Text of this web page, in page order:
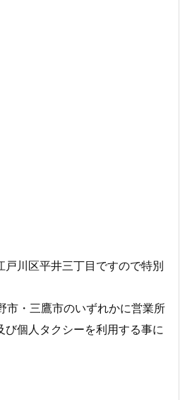
川区平井三丁目ですので特別
市・三鷹市のいずれかに営業所
び個人タクシーを利用する事に